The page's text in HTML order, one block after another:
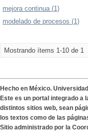
mejora continua (1)
modelado de procesos (1)
Mostrando ítems 1-10 de 1
Hecho en México.
Este es un portal integrado a
distintos sitios web, sean
los textos como de las
Sitio administrado por la